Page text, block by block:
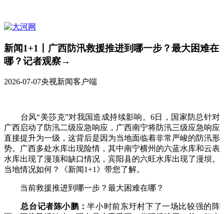
新闻1+1丨广西防汛救援推进到哪一步？最大困难在
哪？记者观察→
2026-07-07央视新闻客户端
台风“美莎克”对我国造成持续影响。6日，国家防总针对
广西启动了防汛二级应急响应，广西南宁将防汛三级应急响应
直接提升为一级，这背后是因为当地面临着非常严峻的防汛形
势。广西多处水库出现险情，其中南宁横州的六蓝水库和云表
水库出现了漫顶和缺口情况，宾阳县的六旺水库出现了漫坝。
当地情况如何？《新闻1+1》带您了解。
当前救援推进到哪一步？最大困难在哪？
总台记者陈小鹏：半小时前东圩村下了一场比较强的阵